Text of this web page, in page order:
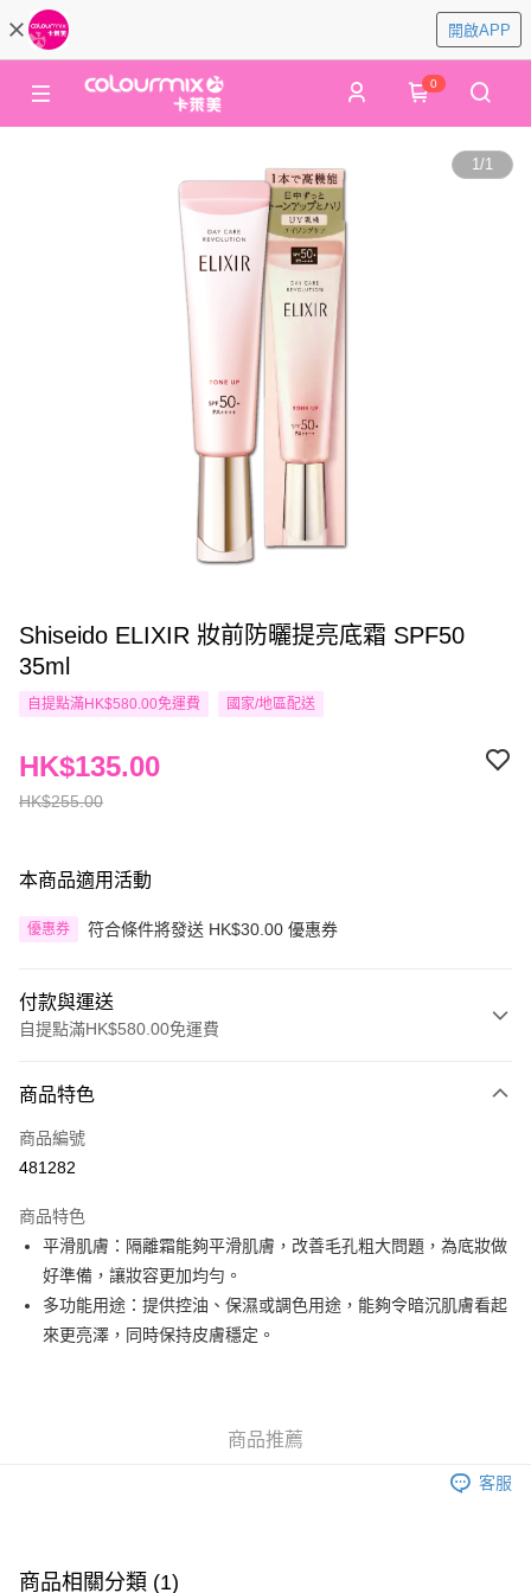
開啟APP
0
1/1
Shiseido ELIXIR 妝前防曬提亮底霜 SPF50
35ml
自提點滿HK$580.00免運費 國家/地區配送
HK$255.00
HK$135.00
本商品適用活動
優惠券 符合條件將發送 HK$30.00 優惠券
付款與運送
自提點滿HK$580.00免運費
信用卡
Apple Pay
AlipayHK
PayMe
WeChat Pay
銀行匯款 請將存款存到以下銀行帳戶，並於存款單據寫上訂單編號後電郵至
eshop@colourmix-cosmetics.com** **我們不會處理沒有提供存款單據的訂
單。 如果訂購後七個工作天內我們未能收到有關存款，有關訂單將被取消。
付款後順豐站及營業點取貨
商品特色
商品編號
481282
商品特色
平滑肌膚：隔離霜能夠平滑肌膚，改善毛孔粗大問題，為底妝做
好準備，讓妝容更加均勻。
多功能用途：提供控油、保濕或調色用途，能夠令暗沉肌膚看起
來更亮澤，同時保持皮膚穩定。
商品推薦
客服
商品相關分類 (1)